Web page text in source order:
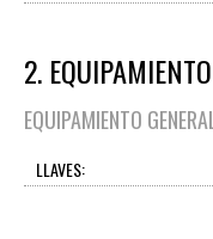
2.
EQUIPAMIENTO
LLAVES: